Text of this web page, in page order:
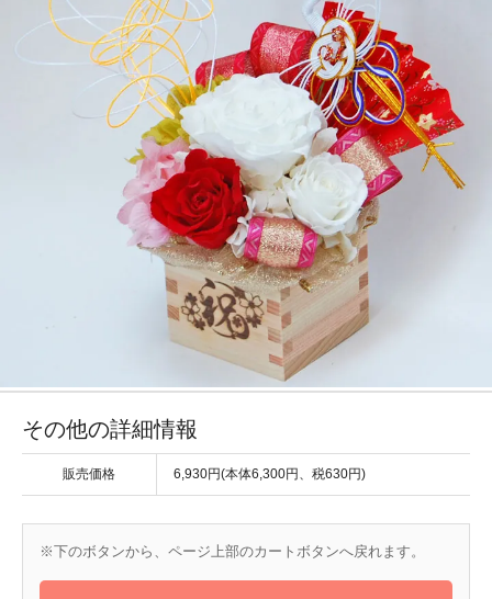
その他の詳細情報
販売価格 6,930円(本体6,300円、税630円)
※下のボタンから、ページ上部のカートボタンへ戻れます。